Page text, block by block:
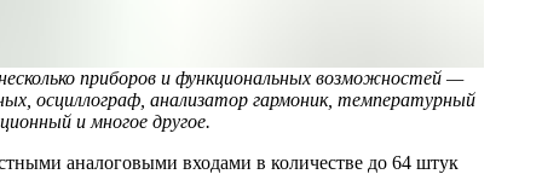
приборов и функциональных возможностей —
осциллограф, анализатор гармоник, температурный
и многое другое.
аналоговыми входами в количестве до 64 штук